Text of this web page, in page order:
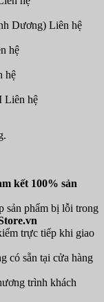
Dương) Liên hệ
hệ
hệ
Liên hệ
kết 100% sản
sản phẩm bị lỗi trong
trực tiếp khi giao
có sẵn tại cửa hàng
trình khách